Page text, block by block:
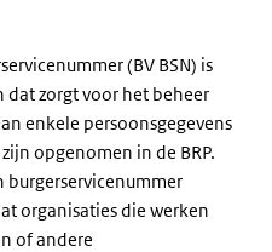
(BV BSN) is
dat zorgt voor het beheer
enkele persoonsgegevens
opgenomen in de BRP.
burgerservicenummer
organisaties die werken
of andere